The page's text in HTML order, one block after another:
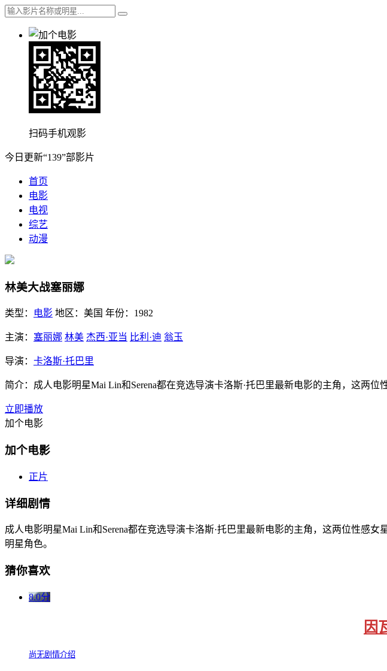
扫码手机观影
今日更新“139”部影片
首页
电影
电视
综艺
动漫
林美大战塞丽娜
类型： 电影 地区： 美国 年份： 1982
主演： 塞丽娜 林美 杰西·亚当 比利·迪 翁玉
导演： 卡洛斯·托巴里
简介： 成人电影明星Mai Lin和Serena都在竞选导演卡洛斯·托巴里最新电影的主角，这两
立即播放
加个电影
加个电影
正片
详细剧情
成人电影明星Mai Lin和Serena都在竞选导演卡洛斯·托巴里最新电影的主角，这两位性感
明星角色。
猜你喜欢
8.0分
因
尚无剧情介绍